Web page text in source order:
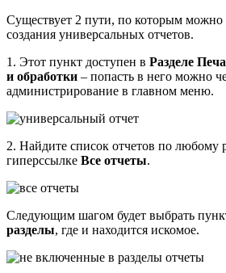
Существует 2 пути, по которым
создания универсальных отчетов.
1. Этот пункт доступен в Разделе
и обработки – попасть в него можно
администрирование в главном меню.
2. Найдите список отчетов по любому
гиперссылке Все отчеты.
Следующим шагом будет выбрать
разделы, где и находится искомое.